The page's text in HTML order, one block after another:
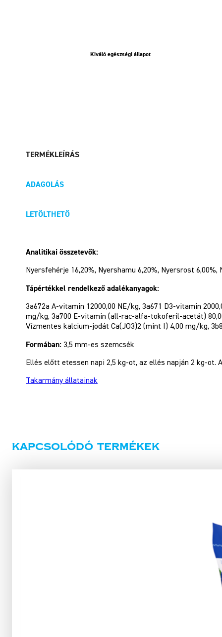
Kiváló egészségi állapot
TERMÉKLEÍRÁS
ADAGOLÁS
LETÖLTHETŐ
Analitikai összetevők:
Nyersfehérje 16,20%, Nyershamu 6,20%, Nyersrost
Tápértékkel rendelkező adalékanyagok:
3a672a A-vitamin 12000,00 NE/kg, 3a671 D3-vitamin
mg/kg, 3a700 E-vitamin (all-rac-alfa-tokoferil-acetát)
Vízmentes kalcium-jodát Ca(JO3)2 (mint I) 4,00 mg/kg,
Formában: 3,5 mm-es szemcsék
Ellés előtt etessen napi 2,5 kg-ot, az ellés napján 2 kg-ot.
Takarmány állatainak
Kapcsolódó termékek